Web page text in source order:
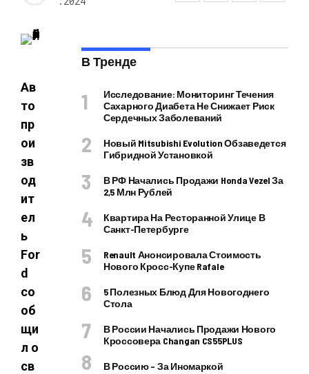
Ав
то
пр
ои
зв
од
ит
ел
ь
For
d
со
об
щи
л о
св
В Тренде
Исследование: Мониторинг Течения
Сахарного Диабета Не Снижает Риск
Сердечных Заболеваний
Новый Mitsubishi Evolution Обзаведется
Гибридной Установкой
В РФ Начались Продажи Honda Vezel За
2,5 Млн Рублей
Квартира На Ресторанной Улице В
Санкт-Петербурге
Renault Анонсировала Стоимость
Нового Кросс-Купе Rafale
5 Полезных Блюд Для Новогоднего
Стола
В России Начались Продажи Нового
Кроссовера Changan CS55PLUS
В Россию – За Иномаркой